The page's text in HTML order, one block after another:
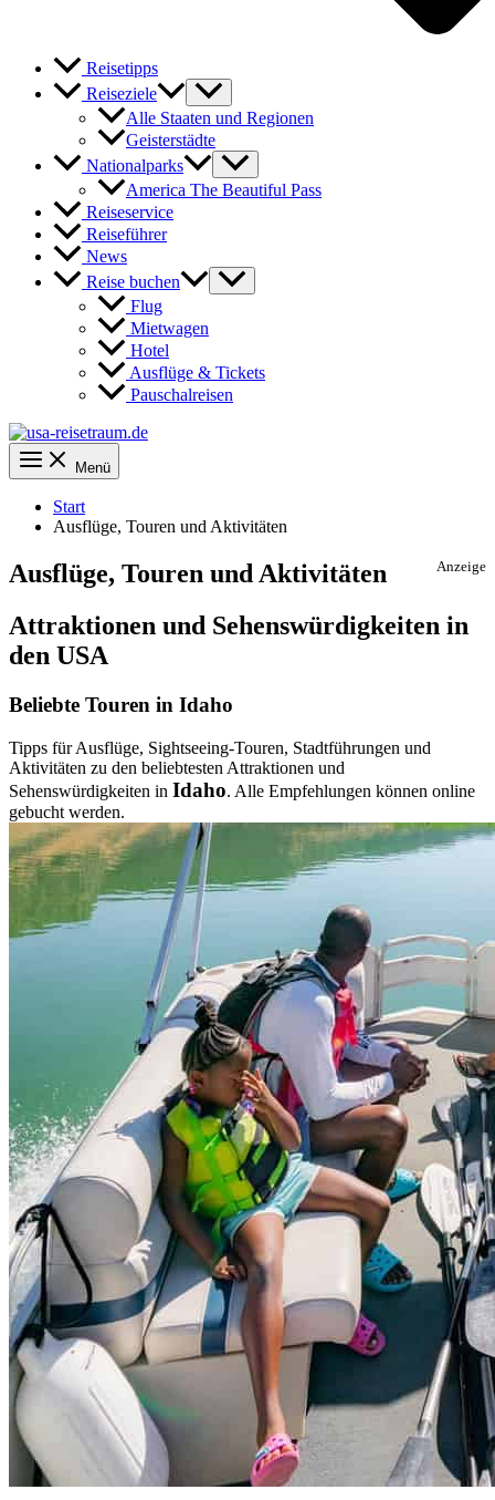
Reisetipps
Reiseziele
Alle Staaten und Regionen
Geisterstädte
Nationalparks
America The Beautiful Pass
Reiseservice
Reiseführer
News
Reise buchen
Flug
Mietwagen
Hotel
Ausflüge & Tickets
Pauschalreisen
Menü
Start
Ausflüge, Touren und Aktivitäten
Anzeige
Ausflüge, Touren und Aktivitäten
Attraktionen und Sehenswürdigkeiten in
den USA
Beliebte Touren in Idaho
Tipps für Ausflüge, Sightseeing-Touren, Stadtführungen und
Aktivitäten zu den beliebtesten Attraktionen und
Sehenswürdigkeiten in Idaho. Alle Empfehlungen können online
gebucht werden.